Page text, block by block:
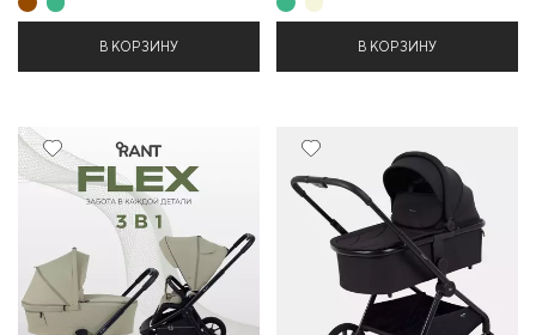
В КОРЗИНУ В КОРЗИНУ
10% Новинка